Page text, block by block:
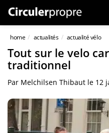
home actualités actualité vélo
Tout sur le velo
traditionnel
Par Melchilsen Thibaut le 12